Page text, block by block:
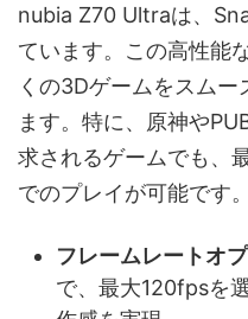
nubia Z70 Ultraは、
ています。この高性能
くの3Dゲームをスムー
ます。特に、原神や
求されるゲームでも、
でのプレイが可能です。
フレームレートオ
で、最大120fpsを